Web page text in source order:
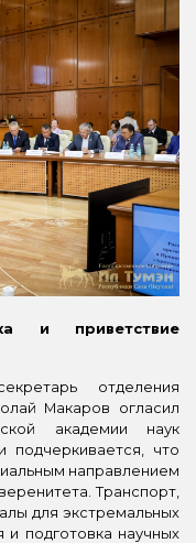
и приветствие
отделения
Макаров огласил
академии наук
подчеркивается, что
направлением
Транспорт,
для экстремальных
и подготовка научных